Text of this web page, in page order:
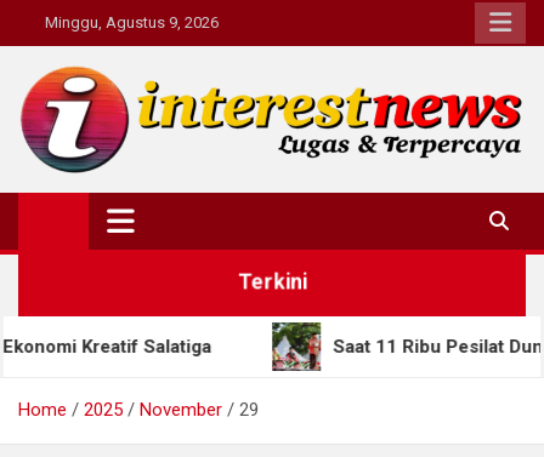
to
content
Minggu, Agustus 9, 2026
Interestnews.or.id
Terkini
Salatiga Saat 11 Ribu Pesilat Dunia Berkumpul
Home 2025 November 29